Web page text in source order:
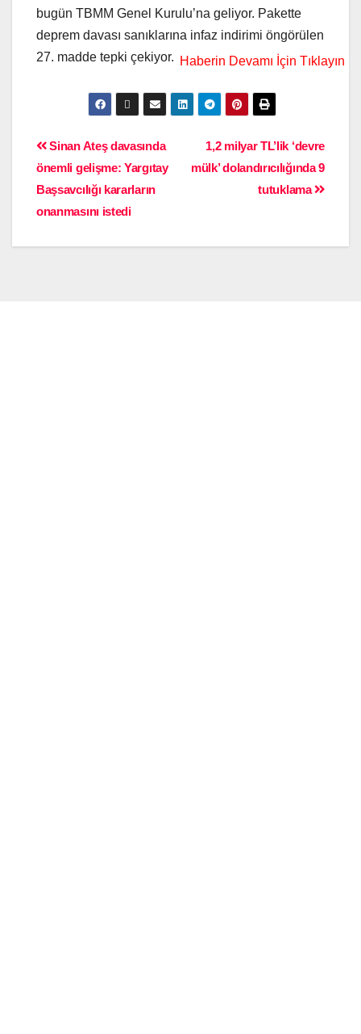
bugün TBMM Genel Kurulu’na geliyor. Pakette
deprem davası sanıklarına infaz indirimi öngörülen
27. madde tepki çekiyor.
1,2 milyar TL’lik ‘devre
mülk’ dolandırıcılığında 9
tutuklama
Sinan Ateş davasında
önemli gelişme: Yargıtay
Başsavcılığı kararların
onanmasını istedi